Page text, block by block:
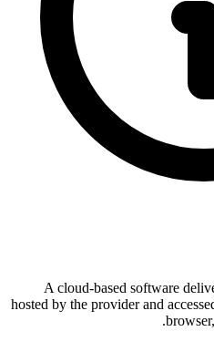
A cloud-based software
hosted by the provider and